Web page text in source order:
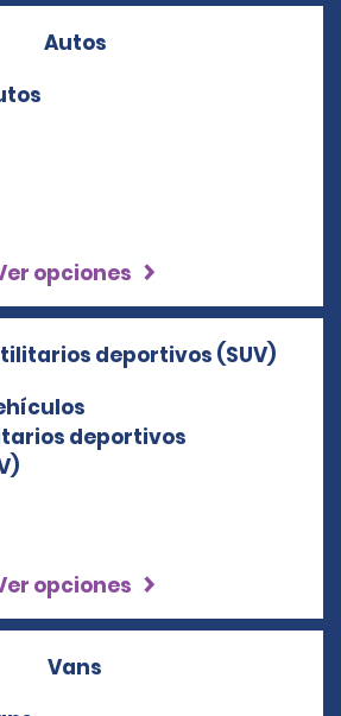
Autos
opciones
deportivos (SUV)
opciones
Vans